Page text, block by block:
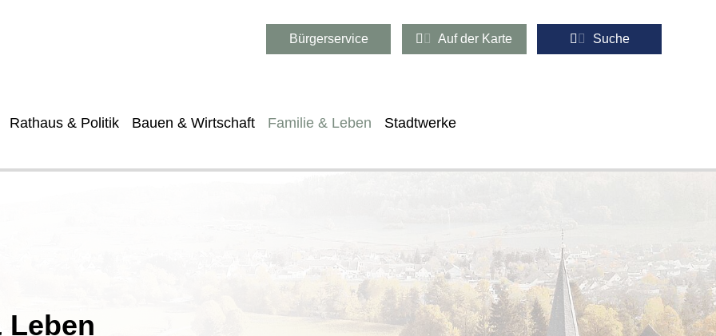
Bürgerservice Auf der Karte Suche
Rathaus & Politik Bauen & Wirtschaft Familie & Leben Stadtwerke
Leben